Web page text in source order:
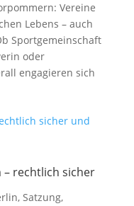
Vereine
Lebens – auch
Sportgemeinschaft
oder
engagieren sich
rechtlich sicher
, Satzung,